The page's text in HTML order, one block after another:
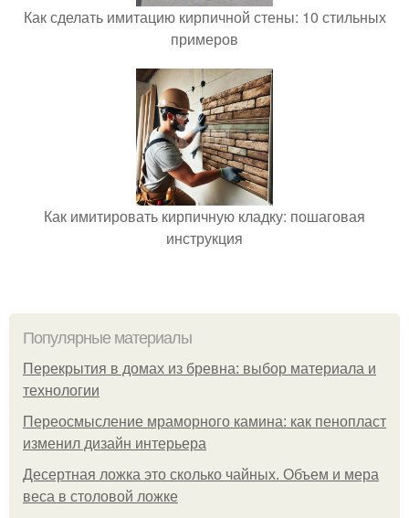
Как сделать имитацию кирпичной стены: 10 стильных
примеров
Как имитировать кирпичную кладку: пошаговая
инструкция
Популярные материалы
Перекрытия в домах из бревна: выбор материала и
технологии
Переосмысление мраморного камина: как пенопласт
изменил дизайн интерьера
Десертная ложка это сколько чайных. Объем и мера
веса в столовой ложке